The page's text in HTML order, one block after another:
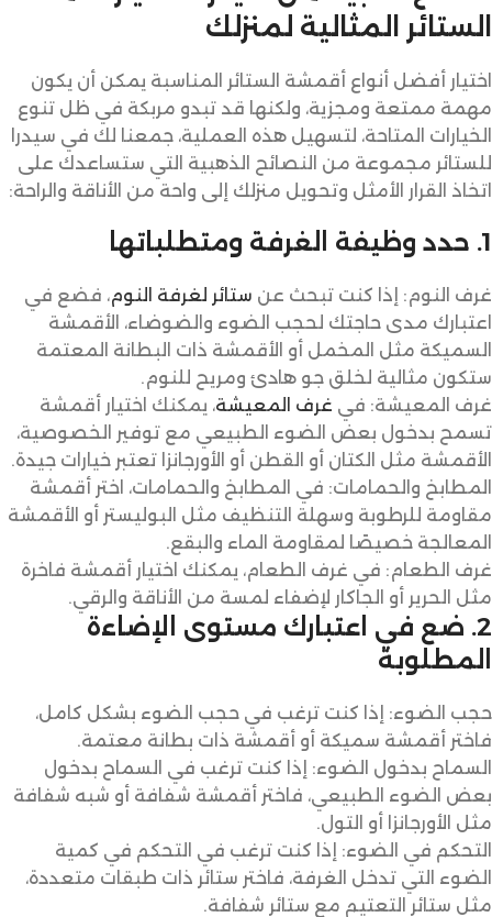
الستائر المثالية لمنزلك
اختيار أفضل أنواع أقمشة الستائر المناسبة يمكن أن يكون
مهمة ممتعة ومجزية، ولكنها قد تبدو مربكة في ظل تنوع
الخيارات المتاحة، لتسهيل هذه العملية، جمعنا لك في سيدرا
للستائر مجموعة من النصائح الذهبية التي ستساعدك على
اتخاذ القرار الأمثل وتحويل منزلك إلى واحة من الأناقة والراحة:
1. حدد وظيفة الغرفة ومتطلباتها
غرف النوم: إذا كنت تبحث عن ستائر لغرفة النوم، فضع في
اعتبارك مدى حاجتك لحجب الضوء والضوضاء، الأقمشة
السميكة مثل المخمل أو الأقمشة ذات البطانة المعتمة
ستكون مثالية لخلق جو هادئ ومريح للنوم.
غرف المعيشة: في غرف المعيشة، يمكنك اختيار أقمشة
تسمح بدخول بعض الضوء الطبيعي مع توفير الخصوصية،
الأقمشة مثل الكتان أو القطن أو الأورجانزا تعتبر خيارات جيدة.
المطابخ والحمامات: في المطابخ والحمامات، اختر أقمشة
مقاومة للرطوبة وسهلة التنظيف مثل البوليستر أو الأقمشة
المعالجة خصيصًا لمقاومة الماء والبقع.
غرف الطعام: في غرف الطعام، يمكنك اختيار أقمشة فاخرة
مثل الحرير أو الجاكار لإضفاء لمسة من الأناقة والرقي.
2. ضع في اعتبارك مستوى الإضاءة
المطلوبة
حجب الضوء: إذا كنت ترغب في حجب الضوء بشكل كامل،
فاختر أقمشة سميكة أو أقمشة ذات بطانة معتمة.
السماح بدخول الضوء: إذا كنت ترغب في السماح بدخول
بعض الضوء الطبيعي، فاختر أقمشة شفافة أو شبه شفافة
مثل الأورجانزا أو التول.
التحكم في الضوء: إذا كنت ترغب في التحكم في كمية
الضوء التي تدخل الغرفة، فاختر ستائر ذات طبقات متعددة،
مثل ستائر التعتيم مع ستائر شفافة.